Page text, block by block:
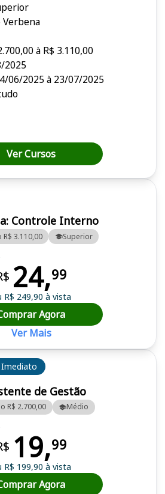
de Gestão
R$ 2.700,00 Médio
19,99
R$ 199,90 à vista
Agora
Controle Interno
R$ 3.110,00 Superior
24,99
R$ 249,90 à vista
Agora
Ver Mais
à R$ 3.110,00
2025
06/2025 à 23/07/2025
Ver Cursos